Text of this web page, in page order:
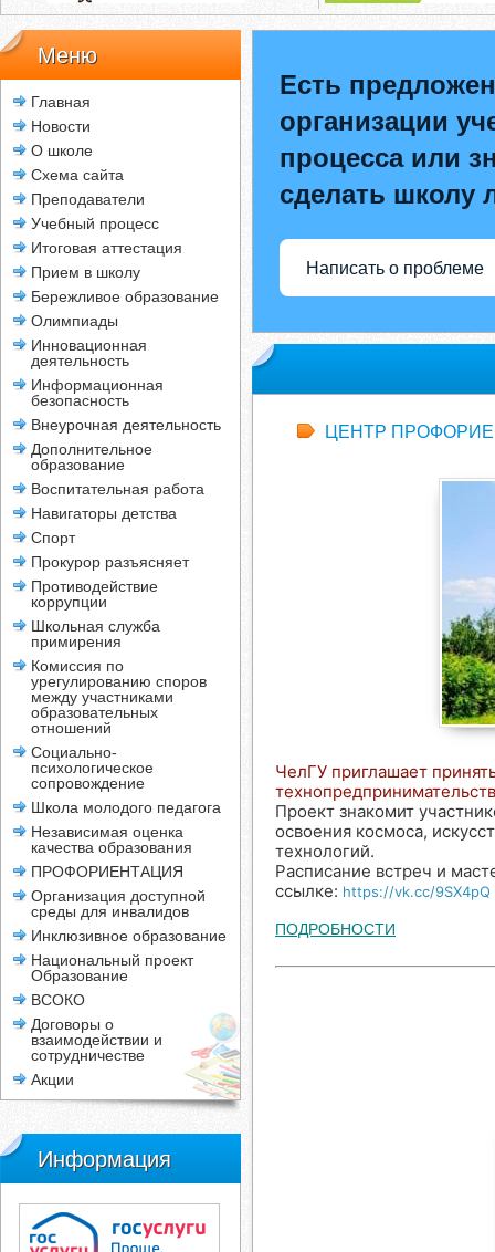
Меню
Главная
Новости
О школе
Схема сайта
Преподаватели
Учебный процесс
Итоговая аттестация
Прием в школу
Бережливое образование
Олимпиады
Инновационная
деятельность
Информационная
безопасность
Внеурочная деятельность
Дополнительное
образование
Воспитательная работа
Навигаторы детства
Спорт
Прокурор разъясняет
Противодействие
коррупции
Школьная служба
примирения
Комиссия по
урегулированию споров
между участниками
образовательных
отношений
Социально-
психологическое
сопровождение
Школа молодого педагога
Независимая оценка
качества образования
ПРОФОРИЕНТАЦИЯ
Организация доступной
среды для инвалидов
Инклюзивное образование
Национальный проект
Образование
ВСОКО
Договоры о
взаимодействии и
сотрудничестве
Акции
Информация
Есть
организации
процесса или
сделать школу
Написать о проблеме
ЦЕНТР
ЧелГУ приглашает
Проект знакомит
освоения космоса,
технологий.
Расписание встреч и
ссылке: https://vk.cc/9SX4pQ
ПОДРОБНОСТИ